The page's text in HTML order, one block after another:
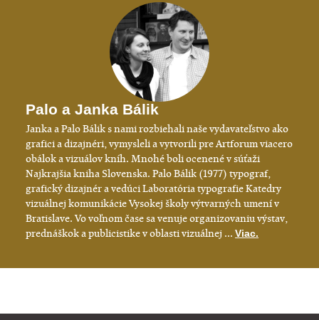
Palo a Janka Bálik
Janka a Palo Bálik s nami rozbiehali naše vydavateľstvo ako
grafici a dizajnéri, vymysleli a vytvorili pre Artforum viacero
obálok a vizuálov kníh. Mnohé boli ocenené v súťaži
Najkrajšia kniha Slovenska. Palo Bálik (1977) typograf,
grafický dizajnér a vedúci Laboratória typografie Katedry
vizuálnej komunikácie Vysokej školy výtvarných umení v
Bratislave. Vo voľnom čase sa venuje organizovaniu výstav,
prednáškok a publicistike v oblasti vizuálnej ...Viac.